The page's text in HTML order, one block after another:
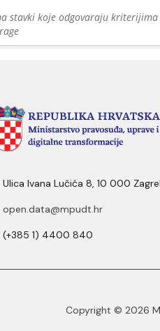
stavki koje odgovaraju kriterijima